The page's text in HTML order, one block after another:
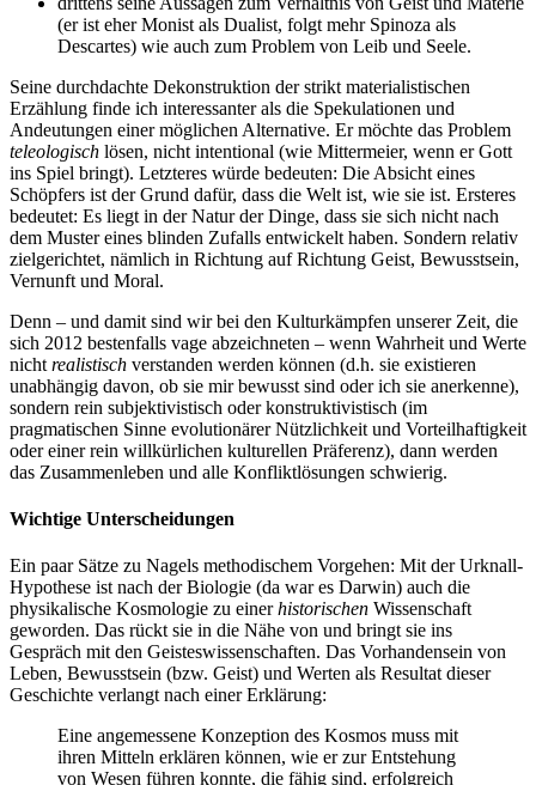
(er ist eher Monist als Dualist, folgt mehr Spinoza als
Descartes) wie auch zum Problem von Leib und Seele.
Seine durchdachte Dekonstruktion der strikt materialistischen
Erzählung finde ich interessanter als die Spekulationen und
Andeutungen einer möglichen Alternative. Er möchte das Problem
teleologisch lösen, nicht intentional (wie Mittermeier, wenn er Gott
ins Spiel bringt). Letzteres würde bedeuten: Die Absicht eines
Schöpfers ist der Grund dafür, dass die Welt ist, wie sie ist. Ersteres
bedeutet: Es liegt in der Natur der Dinge, dass sie sich nicht nach
dem Muster eines blinden Zufalls entwickelt haben. Sondern relativ
zielgerichtet, nämlich in Richtung auf Richtung Geist, Bewusstsein,
Vernunft und Moral.
Denn – und damit sind wir bei den Kulturkämpfen unserer Zeit, die
sich 2012 bestenfalls vage abzeichneten – wenn Wahrheit und Werte
nicht realistisch verstanden werden können (d.h. sie existieren
unabhängig davon, ob sie mir bewusst sind oder ich sie anerkenne),
sondern rein subjektivistisch oder konstruktivistisch (im
pragmatischen Sinne evolutionärer Nützlichkeit und Vorteilhaftigkeit
oder einer rein willkürlichen kulturellen Präferenz), dann werden
das Zusammenleben und alle Konfliktlösungen schwierig.
Wichtige Unterscheidungen
Ein paar Sätze zu Nagels methodischem Vorgehen: Mit der Urknall-
Hypothese ist nach der Biologie (da war es Darwin) auch die
physikalische Kosmologie zu einerhistorischen Wissenschaft
geworden. Das rückt sie in die Nähe von und bringt sie ins
Gespräch mit den Geisteswissenschaften. Das Vorhandensein von
Leben, Bewusstsein (bzw. Geist) und Werten als Resultat dieser
Geschichte verlangt nach einer Erklärung:
Eine angemessene Konzeption des Kosmos muss mit
ihren Mitteln erklären können, wie er zur Entstehung
von Wesen führen konnte, die fähig sind, erfolgreich